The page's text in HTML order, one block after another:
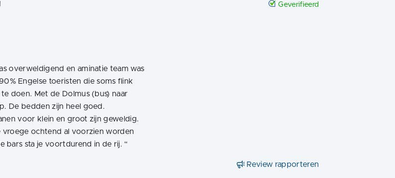
Geverifieerd
overweldigend en aminatie team was
Engelse toeristen die soms flink
doen. Met de Dolmus (bus) naar
De bedden zijn heel goed.
voor klein en groot zijn geweldig.
vroege ochtend al voorzien worden
bars sta je voortdurend in de rij. “
Review rapporteren